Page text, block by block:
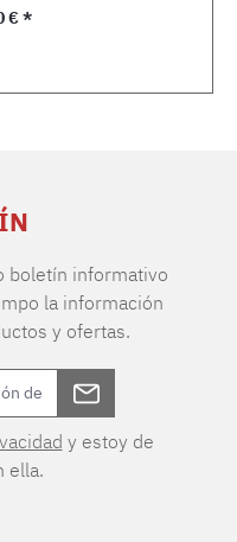
€ *
boletín informativo
la información
y ofertas.
y estoy de
ella.